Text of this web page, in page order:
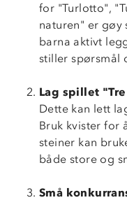
for "Turlotto",
naturen" er gøy
barna aktivt
stiller spørsmål
Lag spillet
Dette kan lett
Bruk kvister for
steiner kan
både store og
Små